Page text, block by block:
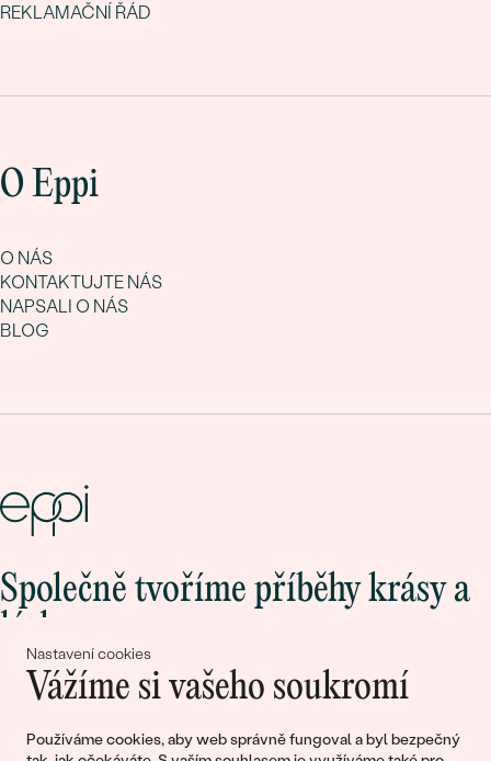
Nastavení cookies
Vážíme si vašeho soukromí
Používáme cookies, aby web správně fungoval a byl bezpečný
REKLAMAČNÍ ŘÁD
O Eppi
O NÁS
KONTAKTUJTE NÁS
NAPSALI O NÁS
BLOG
Společně tvoříme příběhy krásy a
lásky
Připojte se k nám!